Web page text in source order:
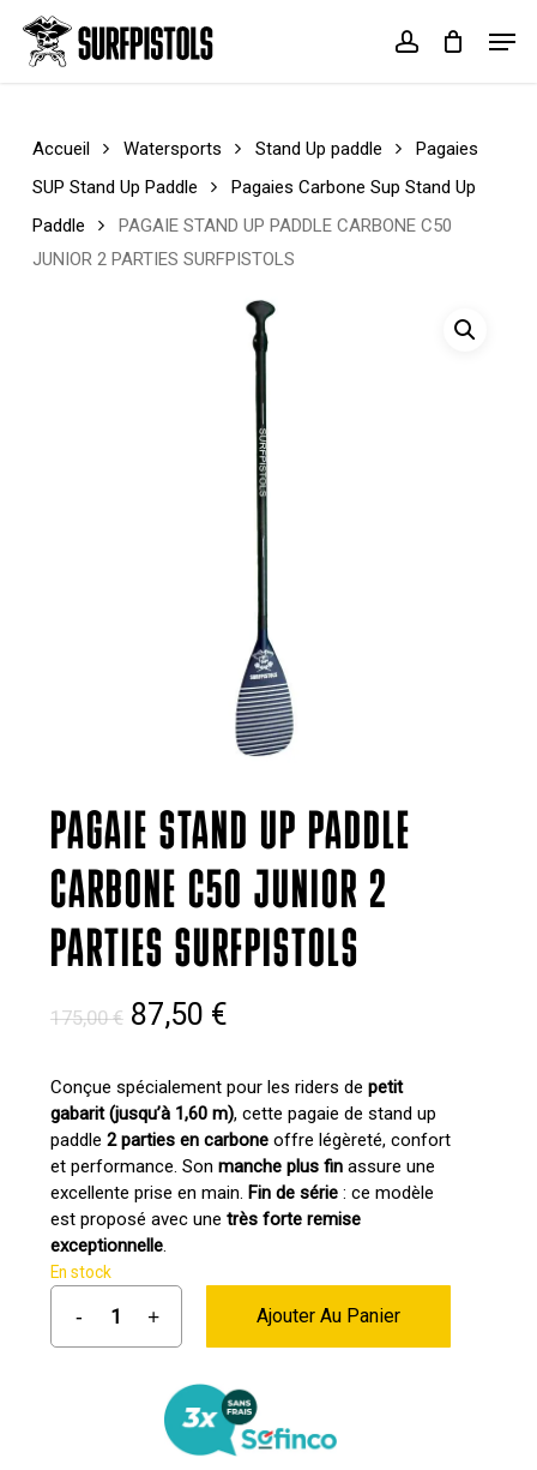
main
account
Cart Close
Accueil Watersports Stand Up paddle
Pagaies
SUP Stand Up Paddle
Pagaies Carbone Sup Stand Up
Paddle
PAGAIE STAND UP PADDLE CARBONE C50
JUNIOR 2 PARTIES SURFPISTOLS
PAGAIE STAND UP PADDLE
CARBONE C50 JUNIOR 2
PARTIES SURFPISTOLS
175,00€ Le
initial
était :
175,00 €.
87,50 €Le
actuel
est :
87,50 €.
Conçue spécialement pour les riders de petit
gabarit (jusqu’à 1,60 m), cette pagaie de stand up
paddle 2 parties en carboneoffre légèreté, confort
et performance. Son manche plus finassure une
excellente prise en main. Fin de série: ce modèle
est proposé avec une très forte remise
exceptionnelle.
En stock
Ajouter Au Panier